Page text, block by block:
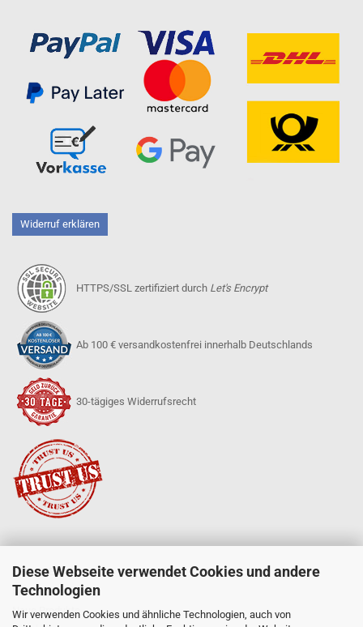
Diese Webseite verwendet Cookies und andere
Technologien
Wir verwenden Cookies und ähnliche Technologien, auch von
Widerruf erklären
HTTPS/SSL zertifiziert durch Let's Encrypt
Ab 100 € versandkostenfrei innerhalb Deutschlands
30-tägiges Widerrufsrecht
SERVICE
Mein Konto
Neue Produkte